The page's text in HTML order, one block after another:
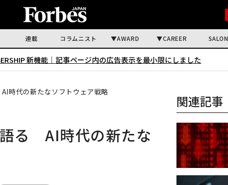
連載 コラムニスト AWARD CAREER SALON
新機能｜ 記事ページ内の広告表示を最小限にしました
時代の新たなソフトウェア戦略
る AI時代の新たな
関連記事